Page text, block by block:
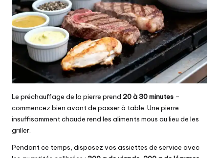
Le préchauffage de la pierre prend 20 à 30 minutes –
commencez bien avant de passer à table. Une pierre
insuffisamment chaude rend les aliments mous au lieu de les
griller.
Pendant ce temps, disposez vos assiettes de service avec